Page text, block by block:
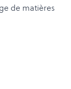
de matières